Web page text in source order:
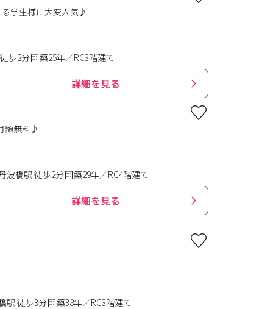
学生様に大変人気♪
歩2分 築25年／RC3階建て
詳細を見る
額無料♪
波橋駅 徒歩2分 築29年／RC4階建て
詳細を見る
駅 徒歩3分 築38年／RC3階建て